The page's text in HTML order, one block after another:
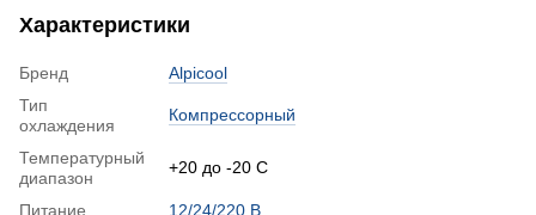
Характеристики
Бренд
Alpicool
Тип
охлаждения
Компрессорный
Температурный
диапазон
+20 до -20 С
Питание
12/24/220 В